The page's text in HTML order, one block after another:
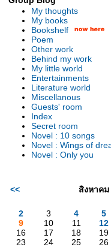
My thoughts
My books
Bookshelf
Poem
Other work
Behind my work
My little world
Entertainments
Literature world
Miscellanous
Guests' room
Index
Secret room
Novel : 10 songs
Novel : Wings of
Novel : Only you
<< สิงหาคม
2
3 4 5
9
10 11 12
16
17 18 19
23
24 25 26